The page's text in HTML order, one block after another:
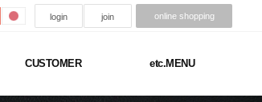
login join online shopping
CUSTOMER etc.MENU